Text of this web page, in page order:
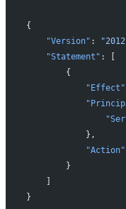
{
    "Version"
:
    "Statement"
: [
        {
            "Effect"
            },
            "Action"
        }
    ]
}